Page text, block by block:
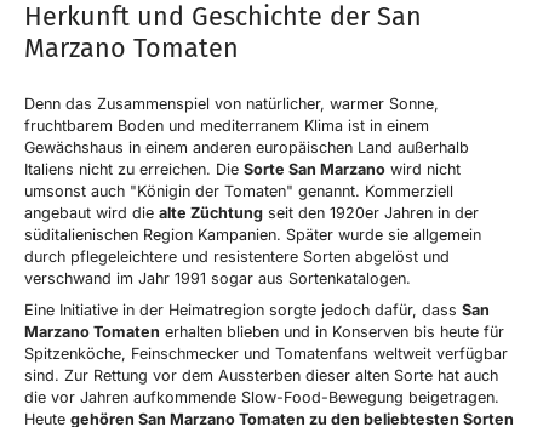
Herkunft und Geschichte der San
Marzano Tomaten
Denn das Zusammenspiel von natürlicher, warmer Sonne,
fruchtbarem Boden und mediterranem Klima ist in einem
Gewächshaus in einem anderen europäischen Land außerhalb
Italiens nicht zu erreichen. Die Sorte San Marzano wird nicht
umsonst auch "Königin der Tomaten" genannt. Kommerziell
angebaut wird die alte Züchtung seit den 1920er Jahren in der
süditalienischen Region Kampanien. Später wurde sie allgemein
durch pflegeleichtere und resistentere Sorten abgelöst und
verschwand im Jahr 1991 sogar aus Sortenkatalogen.
Eine Initiative in der Heimatregion sorgte jedoch dafür, dass San
Marzano Tomaten erhalten blieben und in Konserven bis heute für
Spitzenköche, Feinschmecker und Tomatenfans weltweit verfügbar
sind. Zur Rettung vor dem Aussterben dieser alten Sorte hat auch
die vor Jahren aufkommende Slow-Food-Bewegung beigetragen.
Heute gehören San Marzano Tomaten zu den beliebtesten Sorten